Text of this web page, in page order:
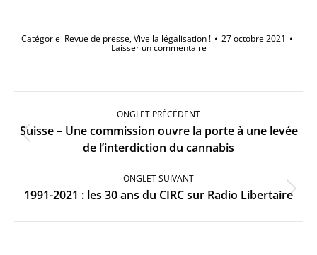
Catégorie Revue de presse,Vive la légalisation ! 27 octobre 2021
Laisser un commentaire
Navigation
ONGLET PRÉCÉDENT
Onglet
précédent
Suisse – Une commission ouvre la porte à une levée
de l’interdiction du cannabis
ONGLET SUIVANT
Onglet
1991-2021 : les 30 ans du CIRC sur Radio Libertaire